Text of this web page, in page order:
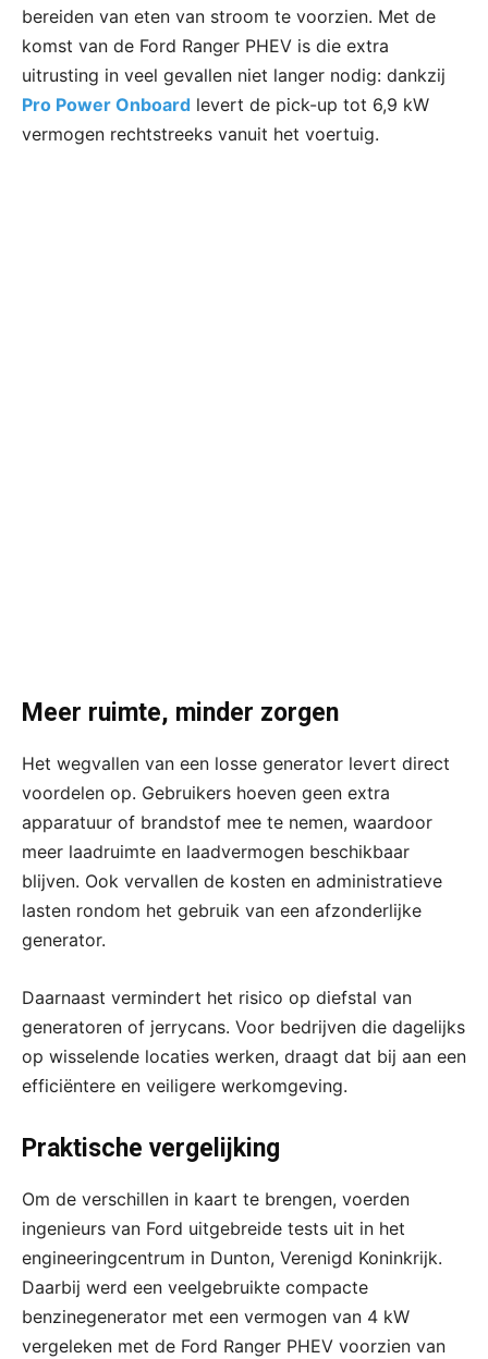
bereiden van eten van stroom te voorzien. Met de
komst van de Ford Ranger PHEV is die extra
uitrusting in veel gevallen niet langer nodig: dankzij
Pro Power Onboard levert de pick-up tot 6,9 kW
vermogen rechtstreeks vanuit het voertuig.
Meer ruimte, minder zorgen
Het wegvallen van een losse generator levert direct
voordelen op. Gebruikers hoeven geen extra
apparatuur of brandstof mee te nemen, waardoor
meer laadruimte en laadvermogen beschikbaar
blijven. Ook vervallen de kosten en administratieve
lasten rondom het gebruik van een afzonderlijke
generator.
Daarnaast vermindert het risico op diefstal van
generatoren of jerrycans. Voor bedrijven die dagelijks
op wisselende locaties werken, draagt dat bij aan een
efficiëntere en veiligere werkomgeving.
Praktische vergelijking
Om de verschillen in kaart te brengen, voerden
ingenieurs van Ford uitgebreide tests uit in het
engineeringcentrum in Dunton, Verenigd Koninkrijk.
Daarbij werd een veelgebruikte compacte
benzinegenerator met een vermogen van 4 kW
vergeleken met de Ford Ranger PHEV voorzien van